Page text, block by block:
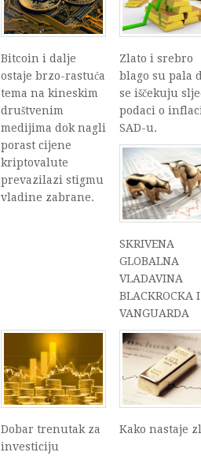
Bitcoin i dalje
ostaje brzo-rastuća
tema na kineskim
društvenim
medijima dok nagli
porast cijene
kriptovalute
prevazilazi stigmu
vladine zabrane.
Zlato i srebro
blago su pala
se iščekuju
podaci o
SAD-u.
SKRIVENA
GLOBALNA
VLADAVINA
BLACKROCKA I
VANGUARDA
Dobar trenutak za
investiciju
Kako nastaje